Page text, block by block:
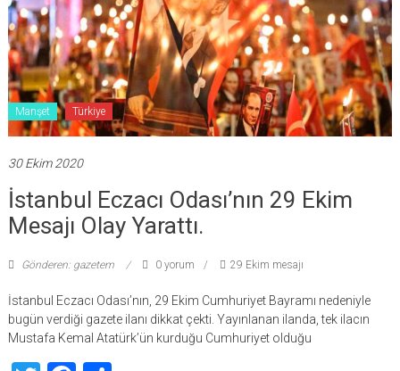
Manşet Türkiye
30 Ekim 2020
İstanbul Eczacı Odası’nın 29 Ekim
Mesajı Olay Yarattı.
Gönderen: gazetem 0 yorum 29 Ekim mesajı
İstanbul Eczacı Odası’nın, 29 Ekim Cumhuriyet Bayramı nedeniyle
bugün verdiği gazete ilanı dikkat çekti. Yayınlanan ilanda, tek ilacın
Mustafa Kemal Atatürk’ün kurduğu Cumhuriyet olduğu